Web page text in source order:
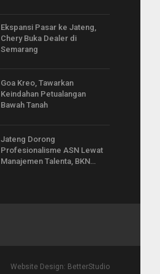
Ekspansi Pasar ke Jateng,
Chery Buka Dealer di
Semarang
Goa Kreo, Tawarkan
Keindahan Petualangan
Bawah Tanah
Jateng Dorong
Profesionalisme ASN Lewat
Manajemen Talenta, BKN…
Website Design: BetterStudio